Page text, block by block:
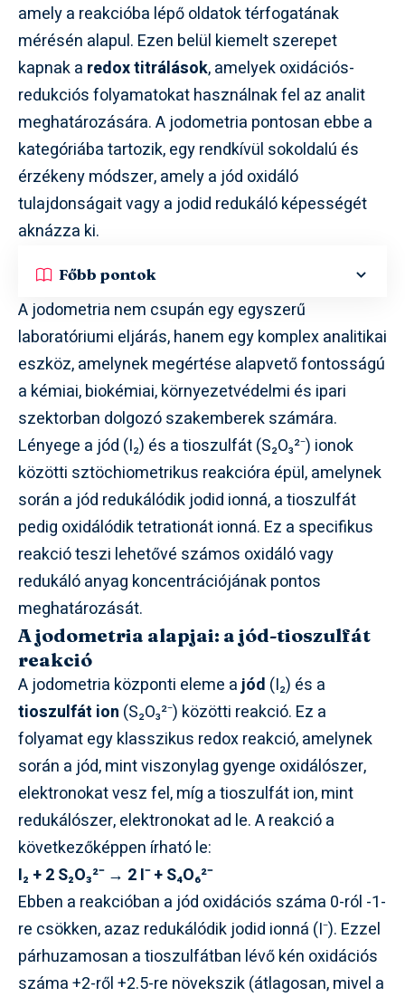
amely a reakcióba lépő oldatok térfogatának
mérésén alapul. Ezen belül kiemelt szerepet
kapnak a redox titrálások, amelyek oxidációs-
redukciós folyamatokat használnak fel az analit
meghatározására. A jodometria pontosan ebbe a
kategóriába tartozik, egy rendkívül sokoldalú és
érzékeny módszer, amely a jód oxidáló
tulajdonságait vagy a jodid redukáló képességét
aknázza ki.
Főbb pontok
A jodometria nem csupán egy egyszerű
laboratóriumi eljárás, hanem egy komplex analitikai
eszköz, amelynek megértése alapvető fontosságú
a kémiai, biokémiai, környezetvédelmi és ipari
szektorban dolgozó szakemberek számára.
Lényege a jód (I₂) és a tioszulfát (S₂O₃²⁻) ionok
közötti sztöchiometrikus reakcióra épül, amelynek
során a jód redukálódik jodid ionná, a tioszulfát
pedig oxidálódik tetrationát ionná. Ez a specifikus
reakció teszi lehetővé számos oxidáló vagy
redukáló anyag koncentrációjának pontos
meghatározását.
A jodometria alapjai: a jód-tioszulfát
reakció
A jodometria központi eleme ajód (I₂) és a
tioszulfát ion (S₂O₃²⁻) közötti reakció. Ez a
folyamat egy klasszikus redox reakció, amelynek
során a jód, mint viszonylag gyenge oxidálószer,
elektronokat vesz fel, míg a tioszulfát ion, mint
redukálószer, elektronokat ad le. A reakció a
következőképpen írható le:
I₂ + 2 S₂O₃²⁻ → 2 I⁻ + S₄O₆²⁻
Ebben a reakcióban a jód oxidációs száma 0-ról -1-
re csökken, azaz redukálódik jodid ionná (I⁻). Ezzel
párhuzamosan a tioszulfátban lévő kén oxidációs
száma +2-ről +2.5-re növekszik (átlagosan, mivel a